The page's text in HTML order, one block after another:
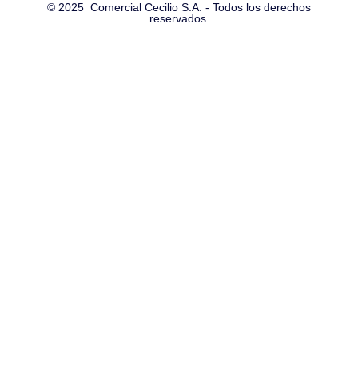
© 2025 Comercial Cecilio S.A. - Todos los derechos
reservados.